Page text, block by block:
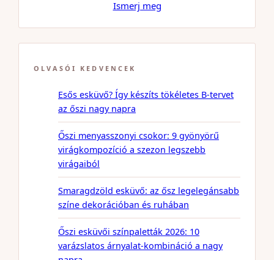
Ismerj meg
OLVASÓI KEDVENCEK
Esős esküvő? Így készíts tökéletes B-tervet
az őszi nagy napra
Őszi menyasszonyi csokor: 9 gyönyörű
virágkompozíció a szezon legszebb
virágaiból
Smaragdzöld esküvő: az ősz legelegánsabb
színe dekorációban és ruhában
Őszi esküvői színpaletták 2026: 10
varázslatos árnyalat-kombináció a nagy